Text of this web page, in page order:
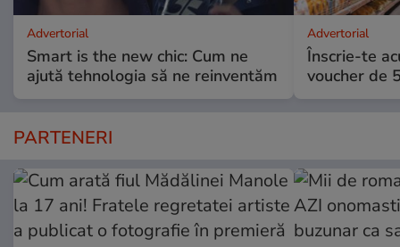
Advertorial
Smart is the new chic: Cum ne
ajută tehnologia să ne reinventăm
Advertorial
Înscrie-te
voucher de
PARTENERI